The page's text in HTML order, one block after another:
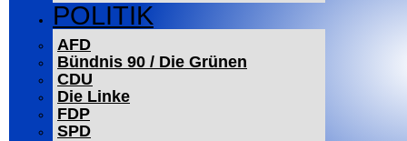
POLITIK
AFD
Bündnis 90 / Die Grünen
CDU
Die Linke
FDP
SPD